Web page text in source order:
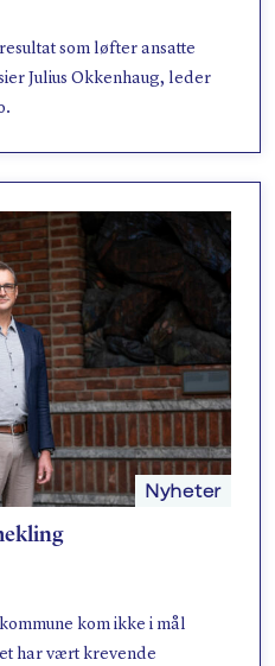
som løfter ansatte
Julius Okkenhaug, leder
Nyheter
kom ikke i mål
har vært krevende